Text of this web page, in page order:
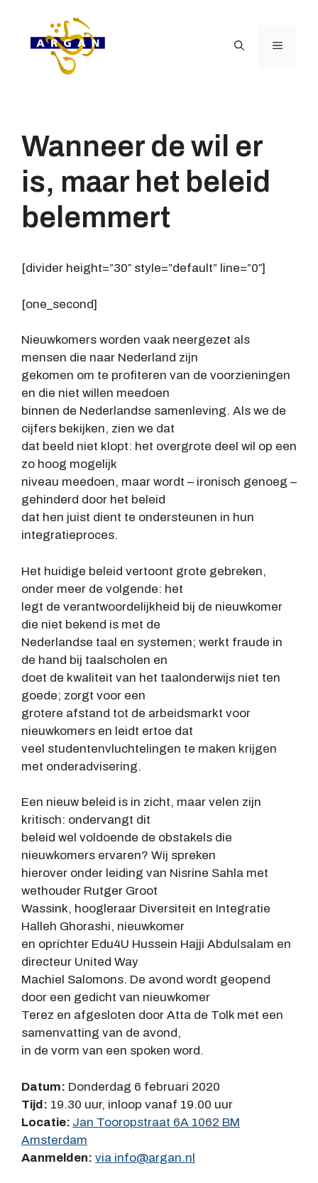
Menu
Wanneer de wil er
is, maar het beleid
belemmert
[divider height=”30″ style=”default” line=”0″]
[one_second]
Nieuwkomers worden vaak neergezet als
mensen die naar Nederland zijn
gekomen om te profiteren van de voorzieningen
en die niet willen meedoen
binnen de Nederlandse samenleving. Als we de
cijfers bekijken, zien we dat
dat beeld niet klopt: het overgrote deel wil op een
zo hoog mogelijk
niveau meedoen, maar wordt – ironisch genoeg –
gehinderd door het beleid
dat hen juist dient te ondersteunen in hun
integratieproces.
Het huidige beleid vertoont grote gebreken,
onder meer de volgende: het
legt de verantwoordelijkheid bij de nieuwkomer
die niet bekend is met de
Nederlandse taal en systemen; werkt fraude in
de hand bij taalscholen en
doet de kwaliteit van het taalonderwijs niet ten
goede; zorgt voor een
grotere afstand tot de arbeidsmarkt voor
nieuwkomers en leidt ertoe dat
veel studentenvluchtelingen te maken krijgen
met onderadvisering.
Een nieuw beleid is in zicht, maar velen zijn
kritisch: ondervangt dit
beleid wel voldoende de obstakels die
nieuwkomers ervaren? Wij spreken
hierover onder leiding van Nisrine Sahla met
wethouder Rutger Groot
Wassink, hoogleraar Diversiteit en Integratie
Halleh Ghorashi, nieuwkomer
en oprichter Edu4U Hussein Hajji Abdulsalam en
directeur United Way
Machiel Salomons. De avond wordt geopend
door een gedicht van nieuwkomer
Terez en afgesloten door Atta de Tolk met een
samenvatting van de avond,
in de vorm van een spoken word.
Datum: Donderdag 6 februari 2020
Tijd: 19.30 uur, inloop vanaf 19.00 uur
Locatie: Jan Tooropstraat 6A 1062 BM
Amsterdam
Aanmelden: via info@argan.nl